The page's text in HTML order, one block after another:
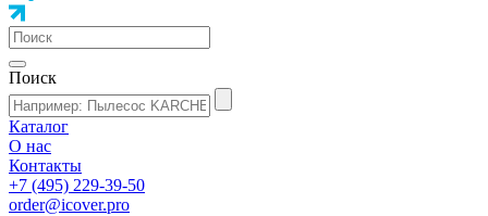
Поиск
Каталог
О нас
Контакты
+7 (495) 229-39-50
order@icover.pro